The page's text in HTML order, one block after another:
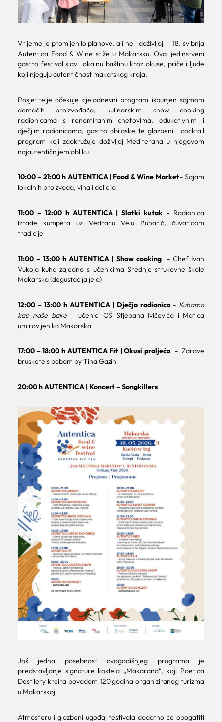
Vrijeme je promijenilo planove, ali ne i doživljaj — 18. svibnja
Autentica Food & Wine stiže u Makarsku. Ovaj jedinstveni
gastro festival slavi lokalnu baštinu kroz okuse, priče i ljude
koji njeguju autentičnost makarskog kraja.
Posjetitelje očekuje cjelodnevni program ispunjen sajmom
domaćih proizvođača, kulinarskim show cooking
radionicama s renomiranim chefovima, edukativnim i
dječjim radionicama, gastro obilaske te glazbeni i cocktail
program koji zaokružuje doživljaj Mediterana u njegovom
najautentičnijem obliku.
10:00 – 21:00 h AUTENTICA | Food & Wine Market– Sajam
lokalnih proizvoda, vina i delicija
11:00 – 12:00 h AUTENTICA | Slatki kutak – Radionica
izrade kumpeta uz Vedranu Velu Puharić, čuvaricom
tradicije
11:00 – 13:00 h AUTENTICA | Show cooking
– Chef Ivan
Vukoja kuha zajedno s učenicima Srednje strukovne škole
Makarska (degustacija jela)
12:00 – 13:00 h AUTENTICA | Dječja radionica – Kuhamo
kao naše bake – učenici OŠ Stjepana Ivičevića i Matica
umirovljenika Makarska
17:00 – 18:00 h AUTENTICA Fit | Okusi proljeća – Zdrave
bruskete s bobom by Tina Gazin
20:00 h AUTENTICA | Koncert – Songkillers
Još jedna posebnost ovogodišnjeg programa je
predstavljanje signature koktela „Makarana“, koji Poetica
Destilery kreira povodom 120 godina organiziranog turizma
u Makarskoj.
Atmosferu i glazbeni ugođaj festivala dodatno će obogatiti